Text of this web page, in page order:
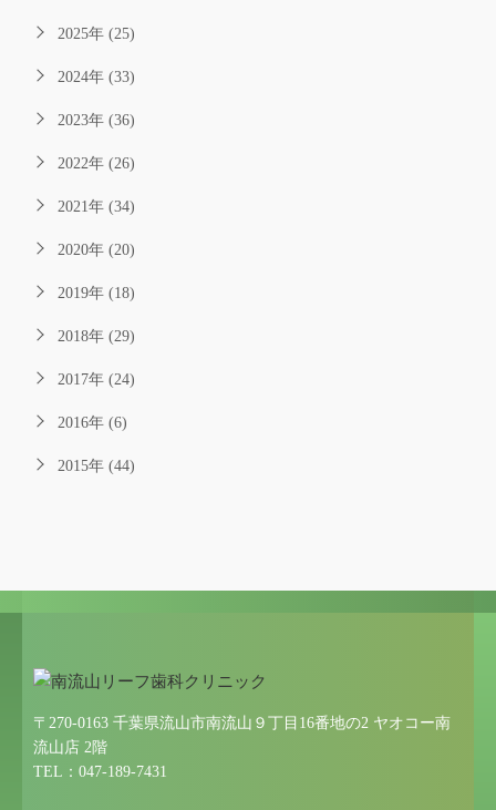
2025年 (25)
2024年 (33)
2023年 (36)
2022年 (26)
2021年 (34)
2020年 (20)
2019年 (18)
2018年 (29)
2017年 (24)
2016年 (6)
2015年 (44)
〒270-0163 千葉県流山市南流山９丁目16番地の2 ヤオコー南
流山店 2階
TEL：047-189-7431